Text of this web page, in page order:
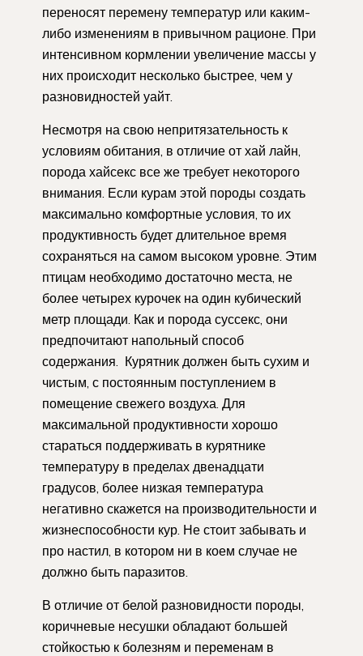
переносят перемену температур или каким-
либо изменениям в привычном рационе. При
интенсивном кормлении увеличение массы у
них происходит несколько быстрее, чем у
разновидностей уайт.
Несмотря на свою непритязательность к
условиям обитания, в отличие от хай лайн,
порода хайсекс все же требует некоторого
внимания. Если курам этой породы создать
максимально комфортные условия, то их
продуктивность будет длительное время
сохраняться на самом высоком уровне. Этим
птицам необходимо достаточно места, не
более четырех курочек на один кубический
метр площади. Как и порода суссекс, они
предпочитают напольный способ
содержания. Курятник должен быть сухим и
чистым, с постоянным поступлением в
помещение свежего воздуха. Для
максимальной продуктивности хорошо
стараться поддерживать в курятнике
температуру в пределах двенадцати
градусов, более низкая температура
негативно скажется на производительности и
жизнеспособности кур. Не стоит забывать и
про настил, в котором ни в коем случае не
должно быть паразитов.
В отличие от белой разновидности породы,
коричневые несушки обладают большей
стойкостью к болезням и переменам в